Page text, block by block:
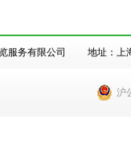
览服务有限公司 地址：上
沪